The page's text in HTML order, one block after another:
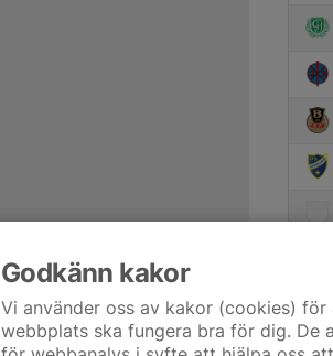
Godkänn kakor
Vi använder oss av kakor (cookies)
webbplats ska fungera bra för dig. De